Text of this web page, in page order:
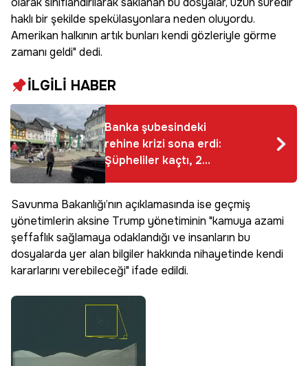
haklı bir şekilde spekülasyonlara neden oluyordu.
Amerikan halkının artık bunları kendi gözleriyle görme
zamanı geldi" dedi.
İLGİLİ HABER
Banka şubesindeki
rehine krizi sona erdi:
Şüpheliler kaçtı, 2
rehine kurtarıldı
Savunma Bakanlığı’nın açıklamasında ise geçmiş
yönetimlerin aksine Trump yönetiminin "kamuya azami
şeffaflık sağlamaya odaklandığı ve insanların bu
dosyalarda yer alan bilgiler hakkında nihayetinde kendi
kararlarını verebileceği" ifade edildi.